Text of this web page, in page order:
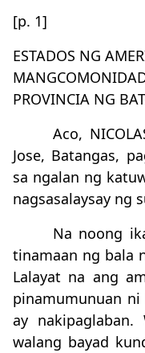
[p. 1]
ESTADOS NG
PROVINCIA NG
Aco,
Jose, Batangas,
sa ngalan ng
nagsasalaysay ng
Na noong
tinamaan ng bala
Lalayat na ang
pinamumunuan
ay
walang bayad